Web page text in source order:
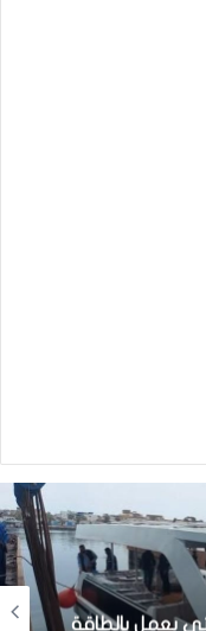
يعمل بالطاقة